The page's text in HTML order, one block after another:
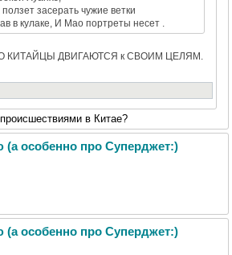
засерать чужие ветки
в кулаке, И Мао портреты несет .
КИТАЙЦЫ ДВИГАЮТСЯ к СВОИМ ЦЕЛЯМ.
в Китае?
(а особенно про Суперджет:)
(а особенно про Суперджет:)